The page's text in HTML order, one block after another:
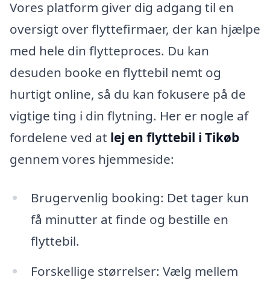
Vores platform giver dig adgang til en
oversigt over flyttefirmaer, der kan hjælpe
med hele din flytteproces. Du kan
desuden booke en flyttebil nemt og
hurtigt online, så du kan fokusere på de
vigtige ting i din flytning. Her er nogle af
fordelene ved at lej en flyttebil i Tikøb
gennem vores hjemmeside:
Brugervenlig booking: Det tager kun
få minutter at finde og bestille en
flyttebil.
Forskellige størrelser: Vælg mellem